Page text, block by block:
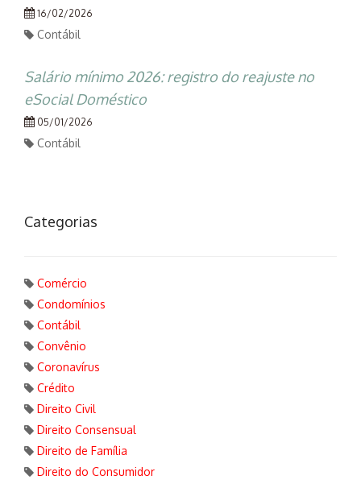
16/02/2026
Contábil
Salário mínimo 2026: registro do reajuste no
eSocial Doméstico
05/01/2026
Contábil
Categorias
Comércio
Condomínios
Contábil
Convênio
Coronavírus
Crédito
Direito Civil
Direito Consensual
Direito de Família
Direito do Consumidor